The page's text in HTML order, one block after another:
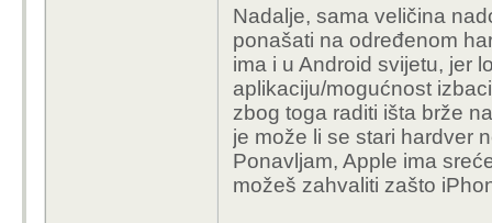
koji ima u
Nadalje, sama veličina
ponašati na određenom
ima i u Android svijetu, jer
aplikaciju/mogućnost
zbog toga raditi išta brže
je može li se stari hardver
Ponavljam, Apple ima
možeš zahvaliti zašto